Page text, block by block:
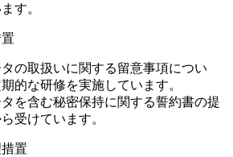
す。
の取扱いに関する留意事項につい
的な研修を実施しています。
を含む秘密保持に関する誓約書の提
受けています。
置